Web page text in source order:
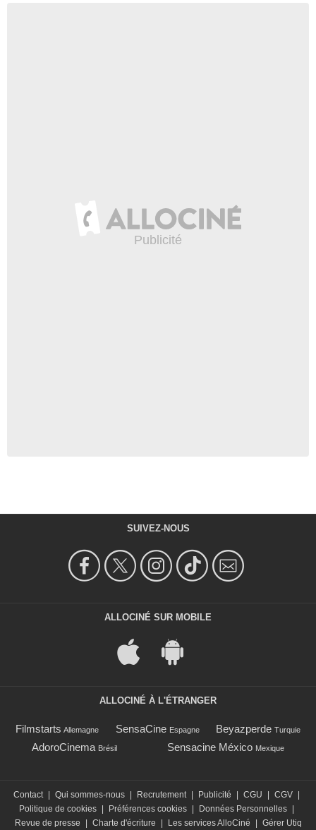
SUIVEZ-NOUS
ALLOCINÉ SUR MOBILE
ALLOCINÉ À L'ÉTRANGER
Filmstarts Allemagne SensaCine Espagne Beyazperde Turquie
AdoroCinema Brésil Sensacine México Mexique
Contact Qui sommes-nous Recrutement Publicité CGU CGV
Politique de cookies
Préférences cookies Données Personnelles
Revue de presse
Charte d'écriture Les services AlloCiné Gérer Utiq